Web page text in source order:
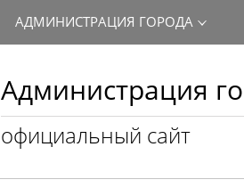
Администрация
официальный сайт
АДМИНИСТРАЦИЯ ГОРОДА